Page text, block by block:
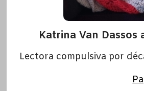
Katrina Van Dassos
Lectora compulsiva por